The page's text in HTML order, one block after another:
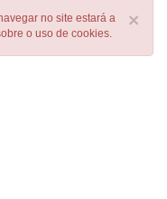
×
no site estará a
o uso de cookies.